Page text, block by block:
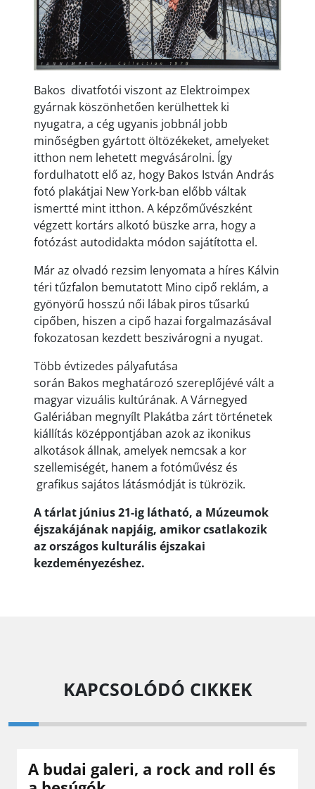
Bakos divatfotói viszont az Elektroimpex
gyárnak köszönhetően kerülhettek ki
nyugatra, a cég ugyanis jobbnál jobb
minőségben gyártott öltözékeket, amelyeket
itthon nem lehetett megvásárolni. Így
fordulhatott elő az, hogy Bakos István András
fotó plakátjai New York-ban előbb váltak
ismertté mint itthon. A képzőművészként
végzett kortárs alkotó büszke arra, hogy a
fotózást autodidakta módon sajátította el.
Már az olvadó rezsim lenyomata a híres Kálvin
téri tűzfalon bemutatott Mino cipő reklám, a
gyönyörű hosszú női lábak piros tűsarkú
cipőben, hiszen a cipő hazai forgalmazásával
fokozatosan kezdett beszivárogni a nyugat.
Több évtizedes pályafutása
során Bakos meghatározó szereplőjévé vált a
magyar vizuális kultúrának. A Várnegyed
Galériában megnyílt Plakátba zárt történetek
kiállítás középpontjában azok az ikonikus
alkotások állnak, amelyek nemcsak a kor
szellemiségét, hanem a fotóművész és
grafikus sajátos látásmódját is tükrözik.
A tárlat június 21-ig látható, a Múzeumok
éjszakájának napjáig, amikor csatlakozik
az országos kulturális éjszakai
kezdeményezéshez.
KAPCSOLÓDÓ CIKKEK
A budai galeri, a rock and roll és